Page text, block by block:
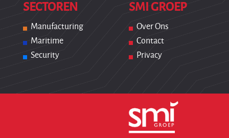
SECTOREN
Manufacturing
Maritime
Security
SMI GROEP
Over Ons
Contact
Privacy